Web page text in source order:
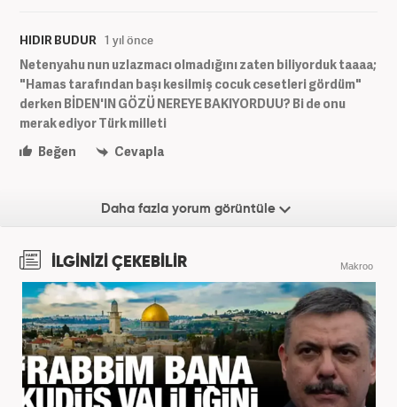
HIDIR BUDUR 1 yıl önce
Netenyahu nun uzlazmacı olmadığını zaten biliyorduk taaaa;
"Hamas tarafından başı kesilmiş cocuk cesetleri gördüm"
derken BİDEN'IN GÖZÜ NEREYE BAKIYORDUU? Bi de onu
merak ediyor Türk milleti
Beğen
Cevapla
Daha fazla yorum görüntüle
İLGİNİZİ ÇEKEBİLİR Makroo